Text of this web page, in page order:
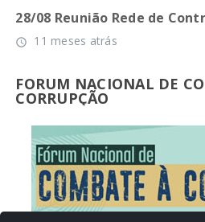
28/08 Reunião Rede de
access_time 11 meses atrás
FORUM NACIONAL DE
CORRUPÇÃO